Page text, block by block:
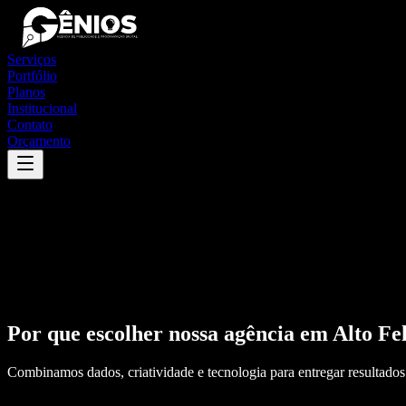
Serviços
Portfólio
Planos
Institucional
Contato
Orçamento
Por que escolher nossa agência em Alto
Combinamos dados, criatividade e tecnologia para entregar